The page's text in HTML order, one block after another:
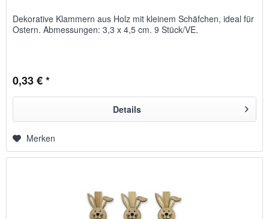
Dekorative Klammern aus Holz mit kleinem Schäfchen, ideal für
Ostern. Abmessungen: 3,3 x 4,5 cm. 9 Stück/VE.
0,33 € *
Details
Merken